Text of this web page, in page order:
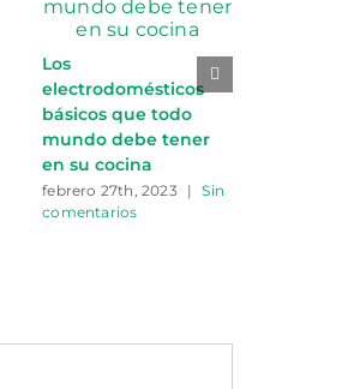
Los
electrodomésticos
básicos que todo
mundo debe tener
en su cocina
febrero 27th, 2023 |
Sin
comentarios